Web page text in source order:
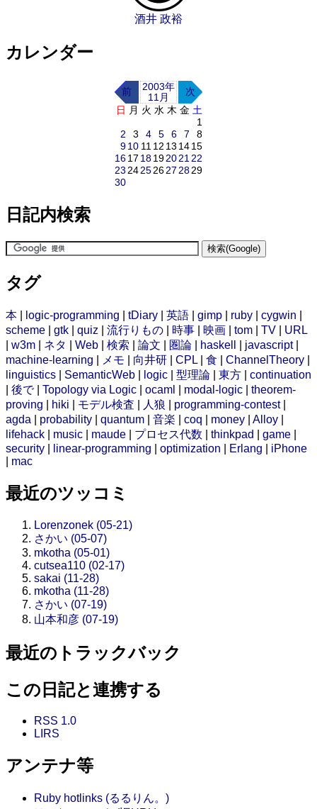
酒井 政裕
カレンダー
前
2003年
11月
次
日 月 火 水 木 金 土
1
2
3 4 5 6 7
8
910 1112 13 1415
1617 1819202122
23242526272829
30
日記内検索
タグ
本 logic-programming tDiary 英語 gimp ruby cygwin
scheme
gtk quiz 流行りもの 時事 映画 tom TV
URL
w3m ネタ Web 検索 論文 圏論 haskell javascript|
machine-learning
メモ 向井研 CPL 食 ChannelTheory
linguistics
SemanticWeb logic 型理論 東方
continuation
後で| Topology via Logic ocaml modal-logic
theorem-
proving
hiki モデル検査 人狼 programming-contest|
agda
probability quantum 音楽 coq money Alloy
lifehack
music maude プロセス代数 thinkpad game
security
linear-programming optimization Erlang
iPhone
mac
最近のツッコミ
Lorenzonek (05-21)
さかい (05-07)
mkotha (05-01)
cutsea110 (02-17)
sakai (11-28)
mkotha (11-28)
さかい (07-19)
山本和彦 (07-19)
最近のトラックバック
この日記と連携する
RSS 1.0
LIRS
アンテナ等
Ruby hotlinks (るるりん。)